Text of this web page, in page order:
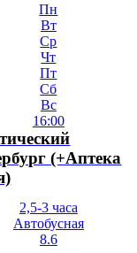
Пн
Вт
Ср
Чт
Пт
Сб
Вс
16:00
(+Аптека
2,5-3 часа
Автобусная
8.6